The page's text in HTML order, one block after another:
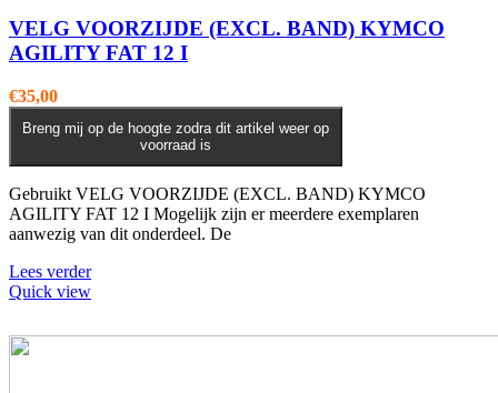
VELG VOORZIJDE (EXCL. BAND) KYMCO
AGILITY FAT 12 I
€35,00
Breng mij op de hoogte zodra dit artikel weer op
voorraad is
Gebruikt VELG VOORZIJDE (EXCL. BAND) KYMCO
AGILITY FAT 12 I Mogelijk zijn er meerdere exemplaren
aanwezig van dit onderdeel. De
Lees verder
Quick view